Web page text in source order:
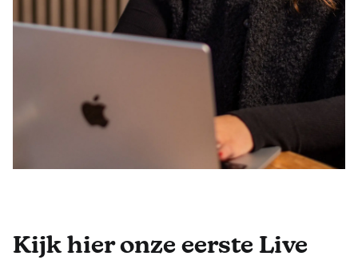
Kijk hier onze eerste Live